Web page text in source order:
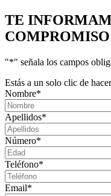
TE
COMPROMISO
"*" señala los campos
Estás a un solo clic de
Nombre*
Apellidos*
Número*
Teléfono*
Email*